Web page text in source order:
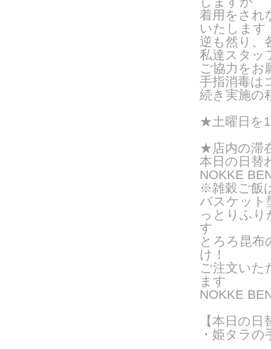
着用をされ
いたします
逆も然り、
私達スタッ
ご協力をお
手指消毒は
続き実施の
★土曜日を
★店内の滞
本日の日替
NOKKE
※雑穀ご飯
バスケット
っとりふり
す
とろろ昆布
け！
ご注文いた
ま す
NOKKE
【本日の
・姫タラ